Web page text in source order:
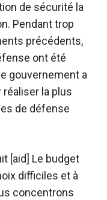
de sécurité la
Pendant trop
précédents,
ont été
gouvernement a
la plus
de défense
[aid] Le budget
difficiles et à
concentrons